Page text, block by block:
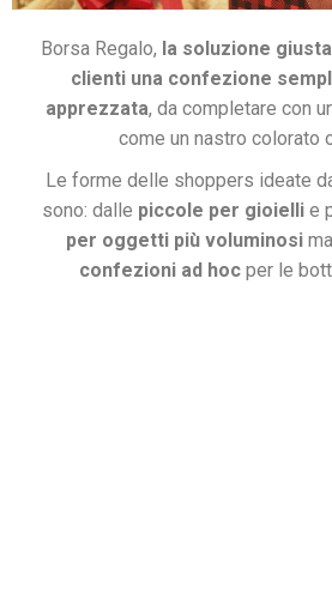
Borsa Regalo, la soluzione
clienti una confezione
apprezzata, da completare con
come un nastro colorato
Le forme delle shoppers ideate
sono: dalle piccole per gioielli e
per oggetti più voluminosi
confezioni ad hocper le